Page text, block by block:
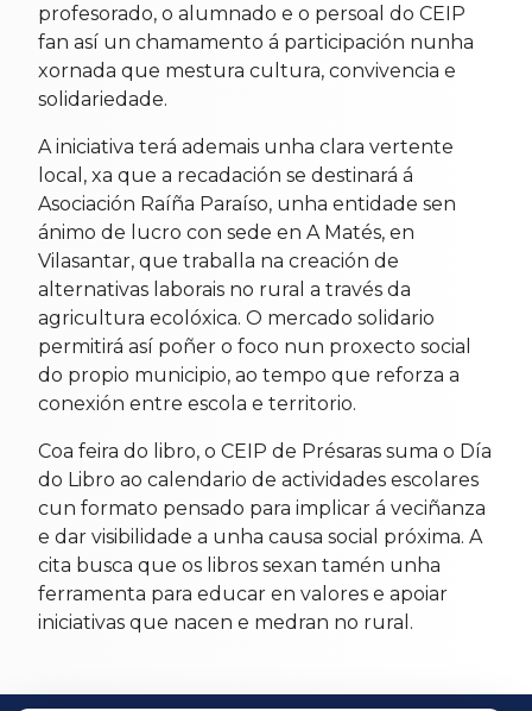
profesorado, o alumnado e o persoal do CEIP
fan así un chamamento á participación nunha
xornada que mestura cultura, convivencia e
solidariedade.
A iniciativa terá ademais unha clara vertente
local, xa que a recadación se destinará á
Asociación Raíña Paraíso, unha entidade sen
ánimo de lucro con sede en A Matés, en
Vilasantar, que traballa na creación de
alternativas laborais no rural a través da
agricultura ecolóxica. O mercado solidario
permitirá así poñer o foco nun proxecto social
do propio municipio, ao tempo que reforza a
conexión entre escola e territorio.
Coa feira do libro, o CEIP de Présaras suma o Día
do Libro ao calendario de actividades escolares
cun formato pensado para implicar á veciñanza
e dar visibilidade a unha causa social próxima. A
cita busca que os libros sexan tamén unha
ferramenta para educar en valores e apoiar
iniciativas que nacen e medran no rural.